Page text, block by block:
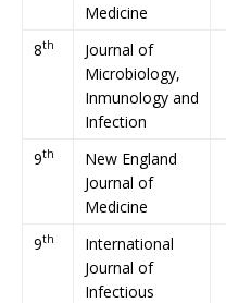
Medicine
8th
Journal of
Microbiology,
Inmunology and
Infection
9th
New England
Journal of
Medicine
9th
International
Journal of
Infectious